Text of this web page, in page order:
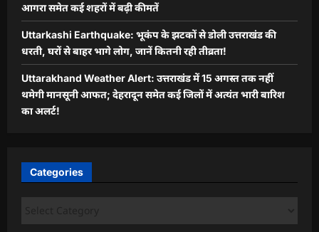
आगरा समेत कई शहरों में बढ़ी कीमतें
Uttarkashi Earthquake: भूकंप के झटकों से डोली उत्तराखंड की
धरती, घरों से बाहर भागे लोग, जानें कितनी रही तीव्रता!
Uttarakhand Weather Alert: उत्तराखंड में 15 अगस्त तक नहीं
थमेगी मानसूनी आफत; देहरादून समेत कई जिलों में अत्यंत भारी बारिश
का अलर्ट!
Categories